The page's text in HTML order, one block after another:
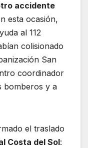
accidente
esta ocasión,
al 112
colisionado
San
coordinador
bomberos y a
el traslado
Costa del Sol: